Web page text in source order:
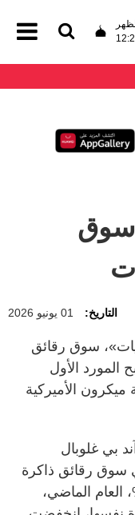
سوق
التاريخ: 01 يونيو 2026
سوق رقائق
المورد الأول
ميكرون الأميركية
بي غلوبال
سوق رقائق ذاكرة
العالمية، ارتفعت إلى 40%، العام الماضي،